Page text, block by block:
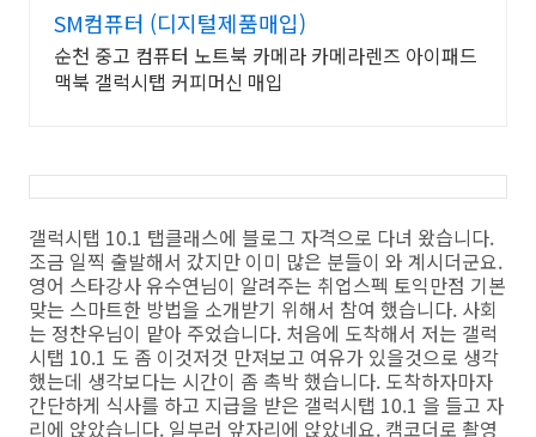
SM컴퓨터 (디지털제품매입)
순천 중고 컴퓨터 노트북 카메라 카메라렌즈 아이패드
맥북 갤럭시탭 커피머신 매입
갤럭시탭 10.1 탭클래스에 블로그 자격으로 다녀 왔습니다.
조금 일찍 출발해서 갔지만 이미 많은 분들이 와 계시더군요.
영어 스타강사 유수연님이 알려주는 취업스펙 토익만점 기본
맞는 스마트한 방법을 소개받기 위해서 참여 했습니다. 사회
는 정찬우님이 맡아 주었습니다. 처음에 도착해서 저는 갤럭
시탭 10.1 도 좀 이것저것 만져보고 여유가 있을것으로 생각
했는데 생각보다는 시간이 좀 촉박 했습니다. 도착하자마자
간단하게 식사를 하고 지급을 받은 갤럭시탭 10.1 을 들고 자
리에 앉았습니다. 일부러 앞자리에 앉았네요. 캠코더로 촬영